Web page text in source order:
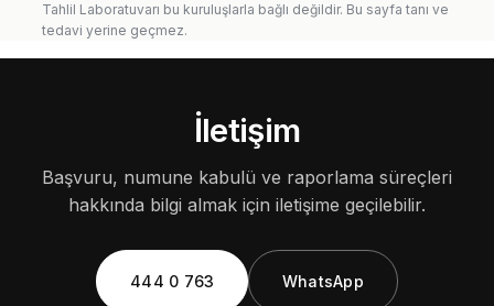
Tahlil Laboratuvarı bu kuruluşlarla bağlı değildir. Bu sayfa tanı ve
tedavi yerine geçmez.
İletişim
Başvuru, numune kabulü ve raporlama süreçleri
hakkında bilgi almak için iletişime geçilebilir.
444 0 763 WhatsApp